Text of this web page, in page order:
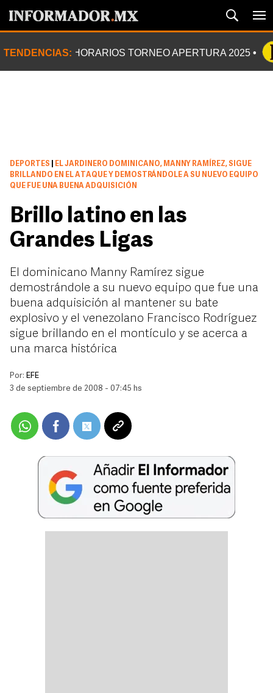
TENDENCIAS: HORARIOS TORNEO APERTURA 2025
DEPORTES
EL JARDINERO DOMINICANO, MANNY RAMÍREZ, SIGUE
BRILLANDO EN EL ATAQUE Y DEMOSTRÁNDOLE A SU NUEVO EQUIPO
QUE FUE UNA BUENA ADQUISICIÓN
Brillo latino en las
Grandes Ligas
El dominicano Manny Ramírez sigue
demostrándole a su nuevo equipo que fue una
buena adquisición al mantener su bate
explosivo y el venezolano Francisco Rodríguez
sigue brillando en el montículo y se acerca a
una marca histórica
Por: EFE
3 de septiembre de 2008 - 07:45 hs